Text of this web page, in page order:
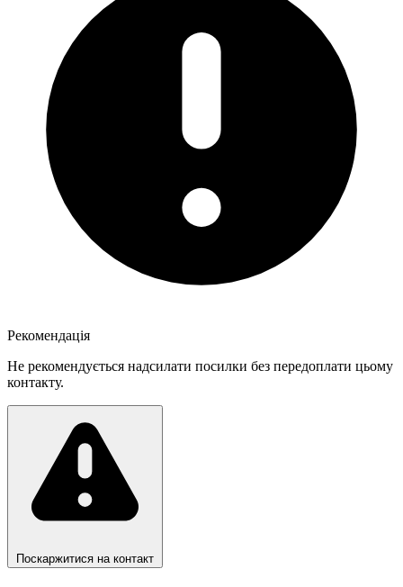
Рекомендація
Не рекомендується надсилати посилки без передоплати цьому
контакту.
Поскаржитися на контакт